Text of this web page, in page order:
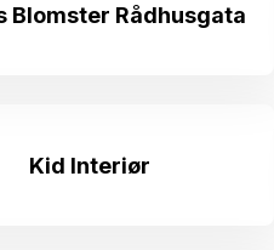
Blomster Rådhusgata
Kid Interiør